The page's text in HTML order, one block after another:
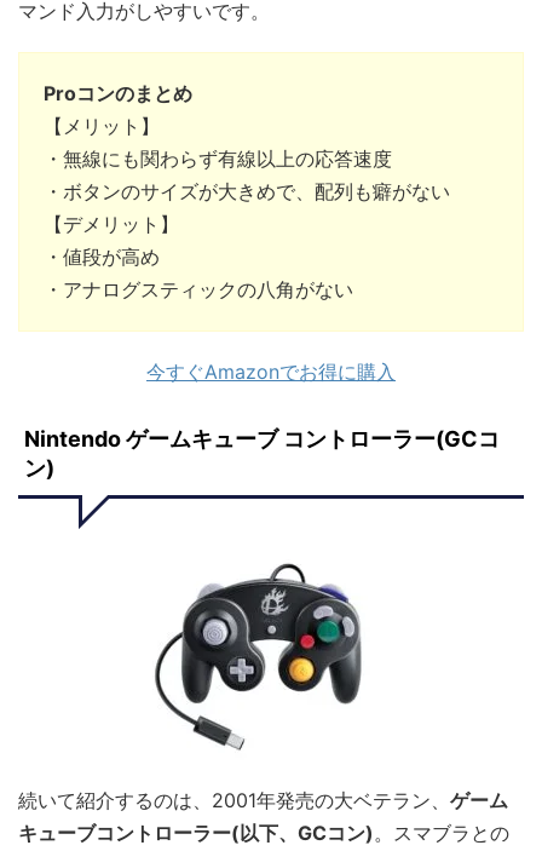
マンド入力がしやすいです。
Proコンのまとめ
【メリット】
・無線にも関わらず有線以上の応答速度
・ボタンのサイズが大きめで、配列も癖がない
【デメリット】
・値段が高め
・アナログスティックの八角がない
今すぐAmazonでお得に購入
Nintendo ゲームキューブ コントローラー(GCコ
ン)
続いて紹介するのは、2001年発売の大ベテラン、 ゲーム
キューブコントローラー(以下、GCコン)。スマブラとの